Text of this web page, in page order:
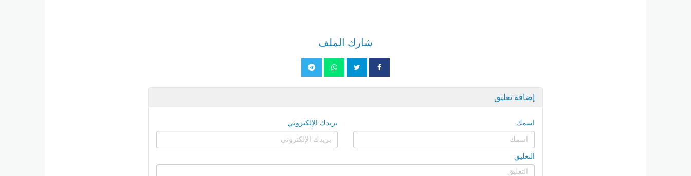
شارك الملف
إضافة تعليق
اسمك بريدك الإلكتروني
التعليق